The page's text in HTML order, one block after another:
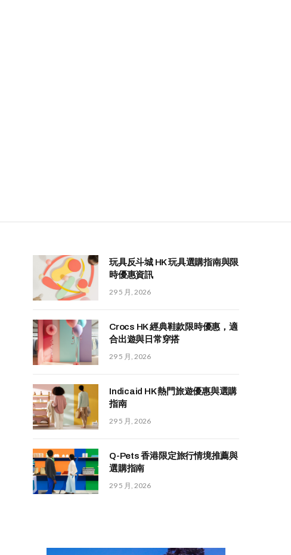
玩具反斗城 HK 玩具選購指南與限
時優惠資訊
29 5 月, 2026
Crocs HK 經典鞋款限時優惠，適
合出遊與日常穿搭
29 5 月, 2026
Indicaid HK 熱門旅遊優惠與選購
指南
29 5 月, 2026
Q-Pets 香港限定旅行情境推薦與
選購指南
29 5 月, 2026